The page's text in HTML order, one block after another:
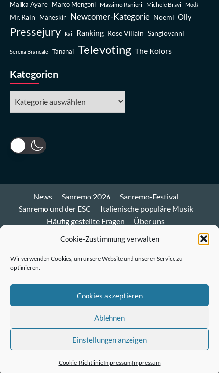
Cookie-Zustimmung verwalten
Wir verwenden Cookies, um unsere Website und unseren Service zu
optimieren.
Cookies akzeptieren
Ablehnen
Einstellungen anzeigen
Cookie-RichtlinieImpressumImpressum
Malika Ayane Marco Mengoni Massimo Ranieri Michele Bravi Modà
Mr. Rain Måneskin Newcomer-Kategorie Noemi Olly
Pressejury Rai Ranking Rose Villain Sangiovanni
Serena Brancale Tananai Televoting The Kolors
Kategorien
News Sanremo 2026
Sanremo-Festival
Sanremo und der ESC
Italienische populäre Musik
Häufig gestellte Fragen
Über uns
Mastodon
Twitter
LinkedIn
© Sanremo-Festival.de|CoverNewsby AF themes.